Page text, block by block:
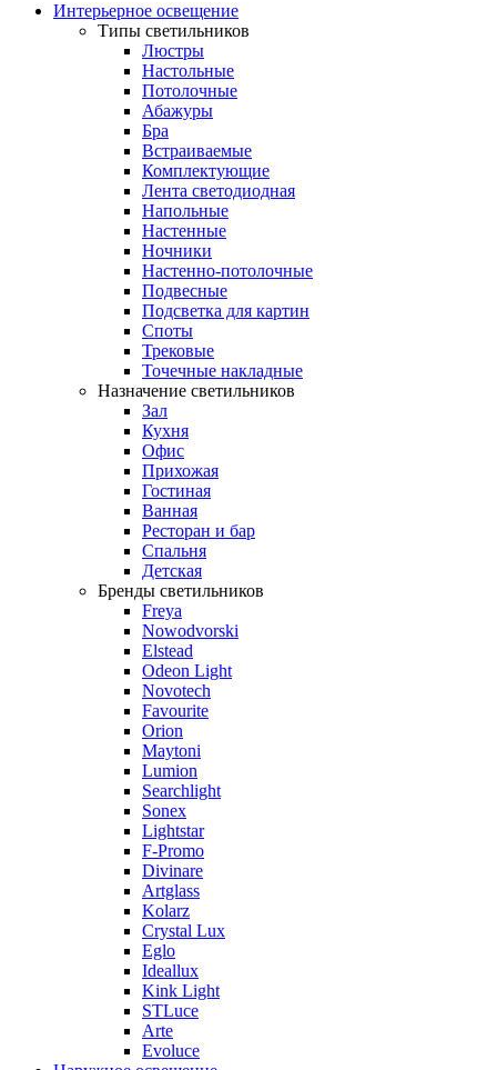
Интерьерное освещение
Типы светильников
Люстры
Настольные
Потолочные
Абажуры
Бра
Встраиваемые
Комплектующие
Лента светодиодная
Напольные
Настенные
Ночники
Настенно-потолочные
Подвесные
Подсветка для картин
Споты
Трековые
Точечные накладные
Назначение светильников
Зал
Кухня
Офис
Прихожая
Гостиная
Ванная
Ресторан и бар
Спальня
Детская
Бренды светильников
Freya
Nowodvorski
Elstead
Odeon Light
Novotech
Favourite
Orion
Maytoni
Lumion
Searchlight
Sonex
Lightstar
F-Promo
Divinare
Artglass
Kolarz
Crystal Lux
Eglo
Ideallux
Kink Light
STLuce
Arte
Evoluce